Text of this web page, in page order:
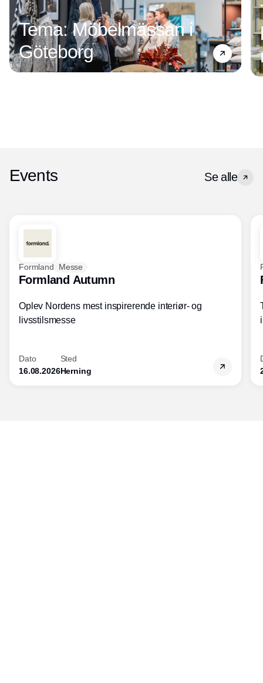
Tema: Möbelmässan i
Göteborg
Events Se alle
Formland Messe
Formland Autumn
Oplev Nordens mest inspirerende interiør- og
livsstilsmesse
Dato
16.08.2026
Sted
Herning